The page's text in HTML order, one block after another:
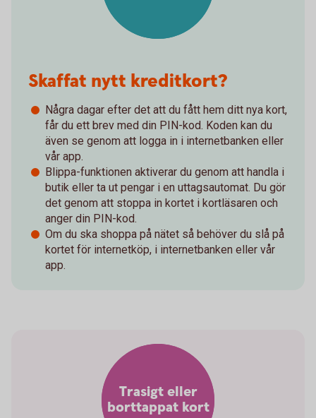
Skaffat nytt kreditkort?
Några dagar efter det att du fått hem ditt nya kort,
får du ett brev med din PIN-kod. Koden kan du
även se genom att logga in i internetbanken eller
vår app.
Blippa-funktionen aktiverar du genom att handla i
butik eller ta ut pengar i en uttagsautomat. Du gör
det genom att stoppa in kortet i kortläsaren och
anger din PIN-kod.
Om du ska shoppa på nätet så behöver du slå på
kortet för internetköp, i internetbanken eller vår
app.
Trasigt eller
borttappat kort